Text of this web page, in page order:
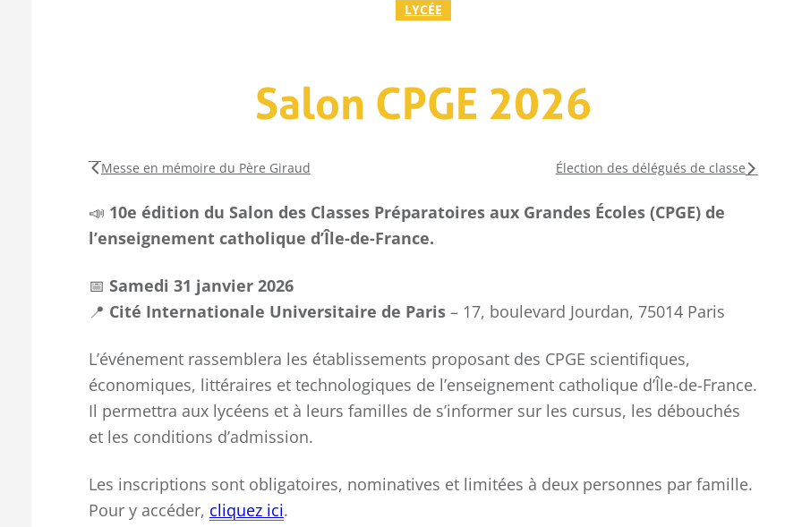
LYCÉE
Salon CPGE 2026
Élection des délégués de classe
Messe en mémoire du Père Giraud
📣 10e édition du Salon des Classes Préparatoires aux Grandes Écoles (CPGE) de
l’enseignement catholique d’Île-de-France.
📅 Samedi 31 janvier 2026
📍 Cité Internationale Universitaire de Paris– 17, boulevard Jourdan, 75014 Paris
L’événement rassemblera les établissements proposant des CPGE scientifiques,
économiques, littéraires et technologiques de l’enseignement catholique d’Île-de-France.
Il permettra aux lycéens et à leurs familles de s’informer sur les cursus, les débouchés
et les conditions d’admission.
Les inscriptions sont obligatoires, nominatives et limitées à deux personnes par famille.
Pour y accéder, cliquez ici.
Natation
LYCÉE